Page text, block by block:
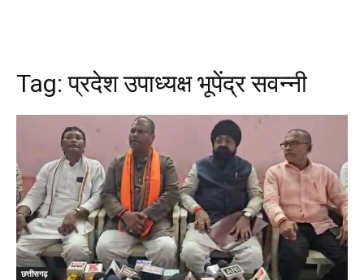
Tag:प्रदेश उपाध्यक्ष भूपेंद्र सवन्नी
छत्तीसगढ़